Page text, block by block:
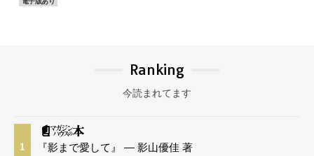
Ranking
今読まれてます
1 『影まで愛して』 — 影山優佳 著